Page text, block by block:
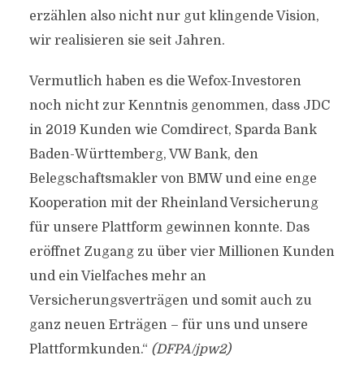
erzählen also nicht nur gut klingende Vision,
wir realisieren sie seit Jahren.
Vermutlich haben es die Wefox-Investoren
noch nicht zur Kenntnis genommen, dass JDC
in 2019 Kunden wie Comdirect, Sparda Bank
Baden-Württemberg, VW Bank, den
Belegschaftsmakler von BMW und eine enge
Kooperation mit der Rheinland Versicherung
für unsere Plattform gewinnen konnte. Das
eröffnet Zugang zu über vier Millionen Kunden
und ein Vielfaches mehr an
Versicherungsverträgen und somit auch zu
ganz neuen Erträgen – für uns und unsere
Plattformkunden.“ (DFPA/jpw2)